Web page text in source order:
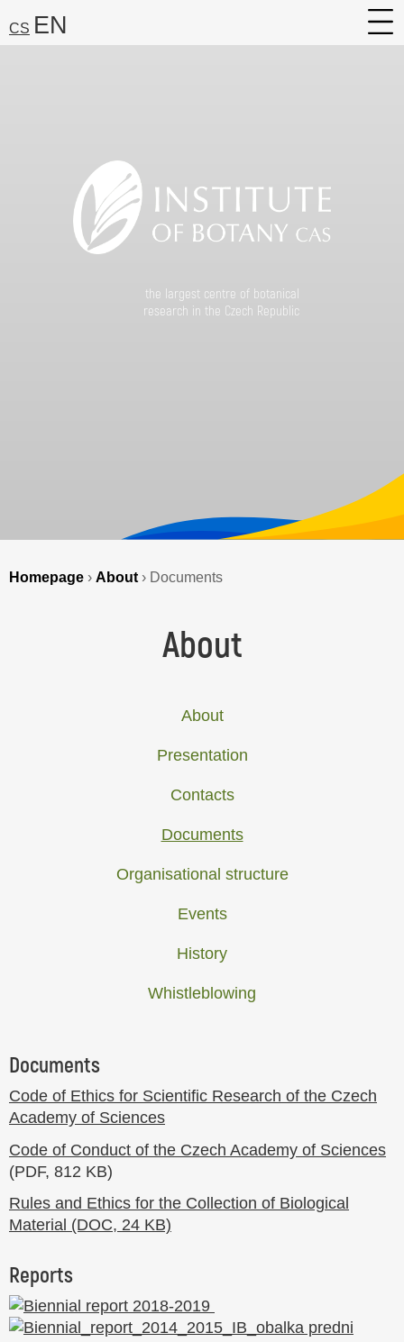
CS EN
Media
Find
the largest centre of botanical
research in the Czech Republic
Homepage › About › Documents
About
About
Presentation
Contacts
Documents
Organisational structure
Events
History
Whistleblowing
Documents
Code of Ethics for Scientific Research of the Czech
Academy of Sciences
Code of Conduct of the Czech Academy of Sciences
(PDF, 812 KB)
Rules and Ethics for the Collection of Biological
Material (DOC, 24 KB)
Reports